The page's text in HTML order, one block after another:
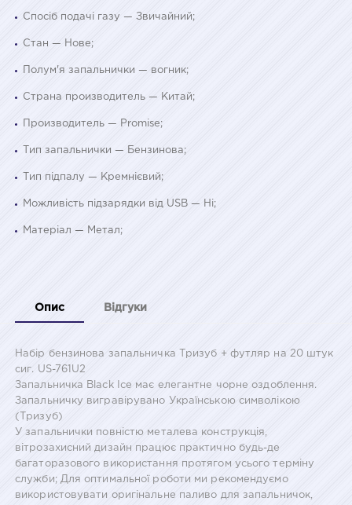
Спосіб подачі газу — Звичайний;
Стан — Нове;
Полум'я запальнички — вогник;
Страна производитель — Китай;
Производитель — Promise;
Тип запальнички — Бензинова;
Тип підпалу — Кремнієвий;
Можливість підзарядки від USB — Ні;
Матеріал — Метал;
Опис Відгуки
Набір бензинова запальничка Тризуб + футляр на 20 штук
сиг. US-761U2
Запальничка Black Ice має елегантне чорне оздоблення.
Запальничку вигравірувано Українською символікою
(Тризуб)
У запальнички повністю металева конструкція,
вітрозахисний дизайн працює практично будь-де
багаторазового використання протягом усього терміну
служби; Для оптимальної роботи ми рекомендуємо
використовувати оригінальне паливо для запальничок,